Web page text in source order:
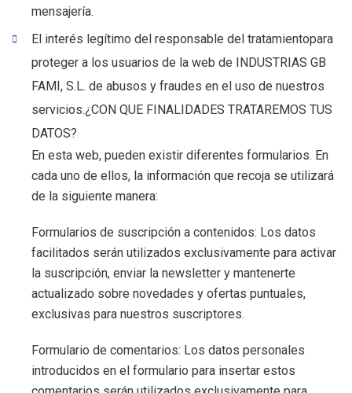
mensajería.
El interés legítimo del responsable del tratamientopara
proteger a los usuarios de la web de INDUSTRIAS GB
FAMI, S.L. de abusos y fraudes en el uso de nuestros
servicios.¿CON QUE FINALIDADES TRATAREMOS TUS
DATOS?
En esta web, pueden existir diferentes formularios. En
cada uno de ellos, la información que recoja se utilizará
de la siguiente manera:
Formularios de suscripción a contenidos: Los datos
facilitados serán utilizados exclusivamente para activar
la suscripción, enviar la newsletter y mantenerte
actualizado sobre novedades y ofertas puntuales,
exclusivas para nuestros suscriptores.
Formulario de comentarios: Los datos personales
introducidos en el formulario para insertar estos